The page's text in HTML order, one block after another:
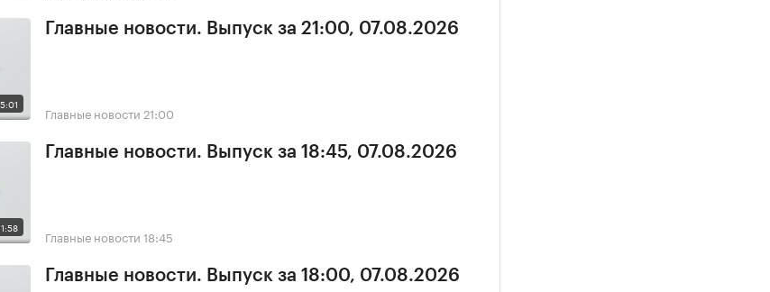
5:01
Главные новости. Выпуск за 21:00, 07.08.2026
Главные новости 21:00
Главные новости. Выпуск за 18:45, 07.08.2026
Главные новости 18:45
Главные новости. Выпуск за 18:00, 07.08.2026